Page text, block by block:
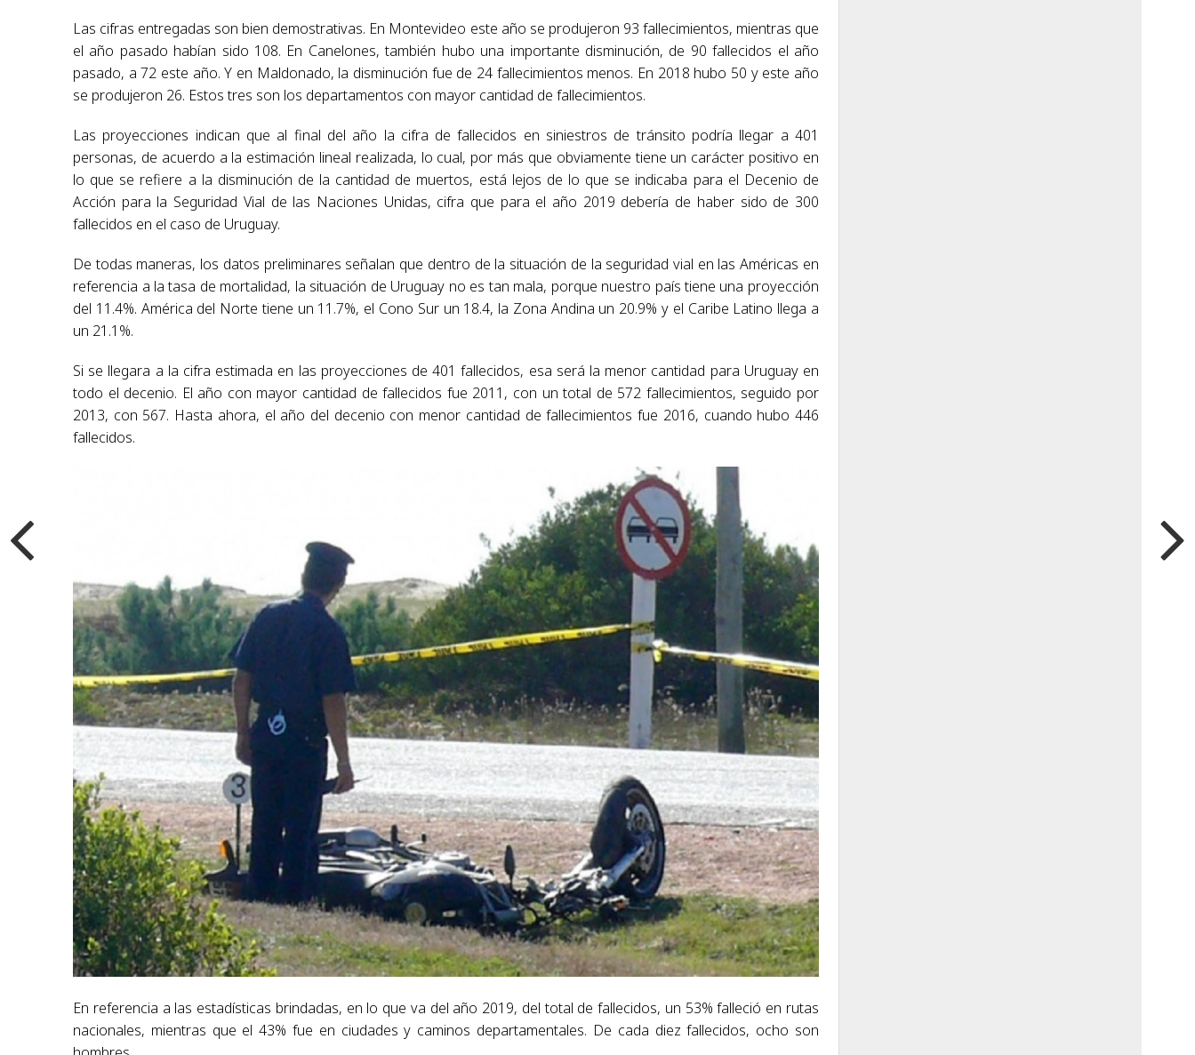
Las cifras entregadas son bien demostrativas. En Montevideo este año se produjeron 93 fallecimientos, mientras que
el año pasado habían sido 108. En Canelones, también hubo una importante disminución, de 90 fallecidos el año
pasado, a 72 este año. Y en Maldonado, la disminución fue de 24 fallecimientos menos. En 2018 hubo 50 y este año
se produjeron 26. Estos tres son los departamentos con mayor cantidad de fallecimientos.
Las proyecciones indican que al final del año la cifra de fallecidos en siniestros de tránsito podría llegar a 401
personas, de acuerdo a la estimación lineal realizada, lo cual, por más que obviamente tiene un carácter positivo en
lo que se refiere a la disminución de la cantidad de muertos, está lejos de lo que se indicaba para el Decenio de
Acción para la Seguridad Vial de las Naciones Unidas, cifra que para el año 2019 debería de haber sido de 300
fallecidos en el caso de Uruguay.
De todas maneras, los datos preliminares señalan que dentro de la situación de la seguridad vial en las Américas en
referencia a la tasa de mortalidad, la situación de Uruguay no es tan mala, porque nuestro país tiene una proyección
del 11.4%. América del Norte tiene un 11.7%, el Cono Sur un 18.4, la Zona Andina un 20.9% y el Caribe Latino llega a
un 21.1%.
Si se llegara a la cifra estimada en las proyecciones de 401 fallecidos, esa será la menor cantidad para Uruguay en
todo el decenio. El año con mayor cantidad de fallecidos fue 2011, con un total de 572 fallecimientos, seguido por
2013, con 567. Hasta ahora, el año del decenio con menor cantidad de fallecimientos fue 2016, cuando hubo 446
fallecidos.
En referencia a las estadísticas brindadas, en lo que va del año 2019, del total de fallecidos, un 53% falleció en rutas
nacionales, mientras que el 43% fue en ciudades y caminos departamentales. De cada diez fallecidos, ocho son